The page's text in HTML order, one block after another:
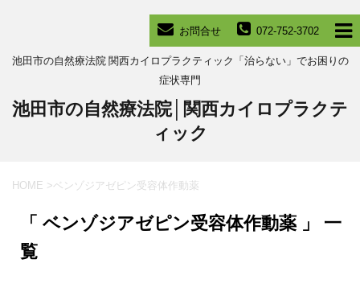
072-752-3702
お問合せ
池田市の自然療法院 関西カイロプラクティック「治らない」でお困りの
症状専門
池田市の自然療法院│関西カイロプラクテ
ィック
HOME >ベンゾジアゼピン受容体作動薬
「 ベンゾジアゼピン受容体作動薬 」 一
覧